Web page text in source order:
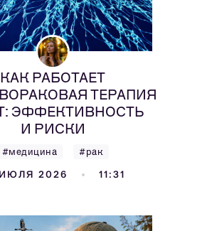
КАК РАБОТАЕТ
ТЕРАПИЯ
ЭФФЕКТИВНОСТЬ
И РИСКИ
#медицина #рак
2026 11:31